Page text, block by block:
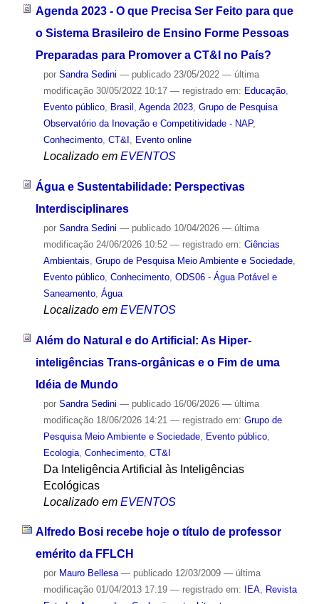
Agenda 2023 - O que Precisa Ser Feito para que
o Sistema Brasileiro de Ensino Forme Pessoas
Preparadas para Promover a CT&I no País?
por Sandra Sedini — publicado23/05/2022 — última
modificação30/05/2022 10:17 — registrado em: Educação,
Evento público, Brasil , Agenda 2023, Grupo de Pesquisa
Observatório da Inovação e Competitividade - NAP,
Conhecimento, CT&I , Evento online
Localizado em EVENTOS
Água e Sustentabilidade: Perspectivas
Interdisciplinares
por Sandra Sedini — publicado10/04/2026 — última
modificação24/06/2026 10:52 — registrado em: Ciências
Ambientais, Grupo de Pesquisa Meio Ambiente e Sociedade,
Evento público, Conhecimento, ODS06 - Água Potável e
Saneamento, Água
Localizado em EVENTOS
Além do Natural e do Artificial: As Hiper-
inteligências Trans-orgânicas e o Fim de uma
Idéia de Mundo
por Sandra Sedini — publicado16/06/2026 — última
modificação18/06/2026 14:21 — registrado em: Grupo de
Pesquisa Meio Ambiente e Sociedade, Evento público,
Ecologia, Conhecimento, CT&I
Da Inteligência Artificial às Inteligências
Ecológicas
Localizado em EVENTOS
Alfredo Bosi recebe hoje o título de professor
emérito da FFLCH
por Mauro Bellesa — publicado12/03/2009 — última
modificação01/04/2013 17:19 — registrado em: IEA, Revista